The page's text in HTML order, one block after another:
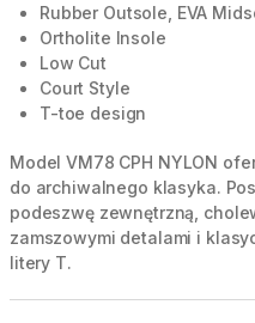
Rubber Outsole, EVA
Ortholite Insole
Low Cut
Court Style
T-toe design
Model VM78 CPH NYLON
do archiwalnego klasyka.
podeszwę zewnętrzną,
zamszowymi detalami i
litery T.